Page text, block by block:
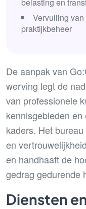
belasting en
Vervulling
praktijkbeheer
De aanpak van
werving legt de
van professionele
kennisgebieden
kaders. Het
en
en handhaaft de
gedrag gedurende
Diensten